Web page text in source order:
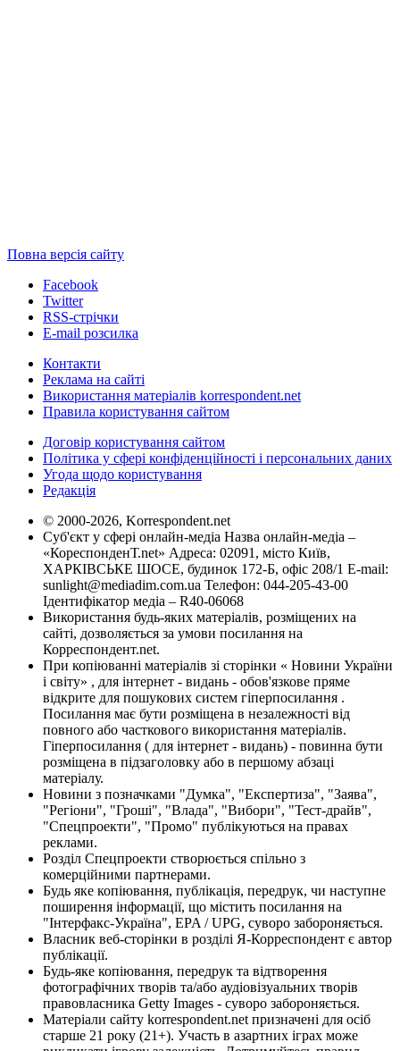
Повна версія сайту
Facebook
Twitter
RSS-стрічки
E-mail розсилка
Контакти
Реклама на сайті
Використання матеріалів korrespondent.net
Правила користування сайтом
Договір користування сайтом
Політика у сфері конфіденційності і персональних даних
Угода щодо користування
Редакція
© 2000-2026, Korrespondent.net
Суб'єкт у сфері онлайн-медіа Назва онлайн-медіа –
«КореспонденТ.net» Адреса: 02091, місто Київ,
ХАРКІВСЬКЕ ШОСЕ, будинок 172-Б, офіс 208/1 E-mail:
sunlight@mediadim.com.ua Телефон: 044-205-43-00
Ідентифікатор медіа – R40-06068
Використання будь-яких матеріалів, розміщених на
сайті, дозволяється за умови посилання на
Корреспондент.net.
При копіюванні матеріалів зі сторінки « Новини України
і світу» , для інтернет - видань - обов'язкове пряме
відкрите для пошукових систем гіперпосилання .
Посилання має бути розміщена в незалежності від
повного або часткового використання матеріалів.
Гіперпосилання ( для інтернет - видань) - повинна бути
розміщена в підзаголовку або в першому абзаці
матеріалу.
Новини з позначками "Думка", "Експертиза", "Заява",
"Регіони", "Гроші", "Влада", "Вибори", "Тест-драйв",
"Спецпроекти", "Промо" публікуються на правах
реклами.
Розділ Спецпроекти створюється спільно з
комерційними партнерами.
Будь яке копіювання, публікація, передрук, чи наступне
поширення інформації, що містить посилання на
"Інтерфакс-Україна", EPA / UPG, суворо забороняється.
Власник веб-сторінки в розділі Я-Корреспондент є автор
публікації.
Будь-яке копіювання, передрук та відтворення
фотографічних творів та/або аудіовізуальних творів
правовласника Getty Images - суворо забороняється.
Матеріали сайту korrespondent.net призначені для осіб
старше 21 року (21+). Участь в азартних іграх може